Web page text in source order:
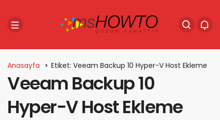
Anasayfa Etiket: Veeam Backup 10 Hyper-V Host Ekleme
Veeam Backup 10
Hyper-V Host Ekleme